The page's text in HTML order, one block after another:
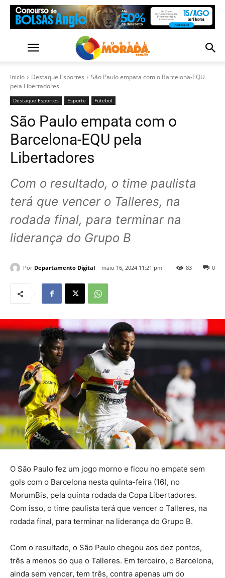
Início Destaque Esportes
São Paulo empata com o Barcelona-EQU
pela Libertadores
Destaque Esportes Esporte Futebol
São Paulo empata com o
Barcelona-EQU pela
Libertadores
Com o resultado, o time paulista
terá que vencer o Talleres, na
rodada final, para terminar na
liderança do Grupo B
Por Departamento Digital maio 16, 2024 11:21 pm 0
83
O São Paulo fez um jogo morno e ficou no empate sem
gols com o Barcelona nesta quinta-feira (16), no
MorumBis, pela quinta rodada da Copa Libertadores.
Com isso, o time paulista terá que vencer o Talleres, na
rodada final, para terminar na liderança do Grupo B.
Com o resultado, o São Paulo chegou aos dez pontos,
três a menos do que o Talleres. Em terceiro, o Barcelona,
ainda sem vencer, tem três, contra apenas um do